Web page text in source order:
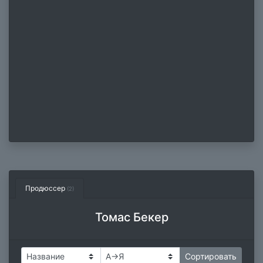
Продюссер (2)
Томас Бекер